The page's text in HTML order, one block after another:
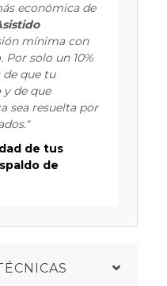
económica de
mínima con
solo un 10%
de que tu
y de que
sea resuelta por
de tus
de